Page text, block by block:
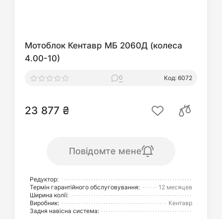
Мотоблок Кентавр МБ 2060Д (колеса
4.00-10)
0 Код: 6072
23 877 ₴
Повідомте мене
Редуктор:
Термін гарантійного обслуговування:
12 месяцев
Ширина колії:
Виробник:
Кентавр
Задня навісна система: